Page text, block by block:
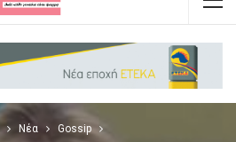
Νέα Gossip